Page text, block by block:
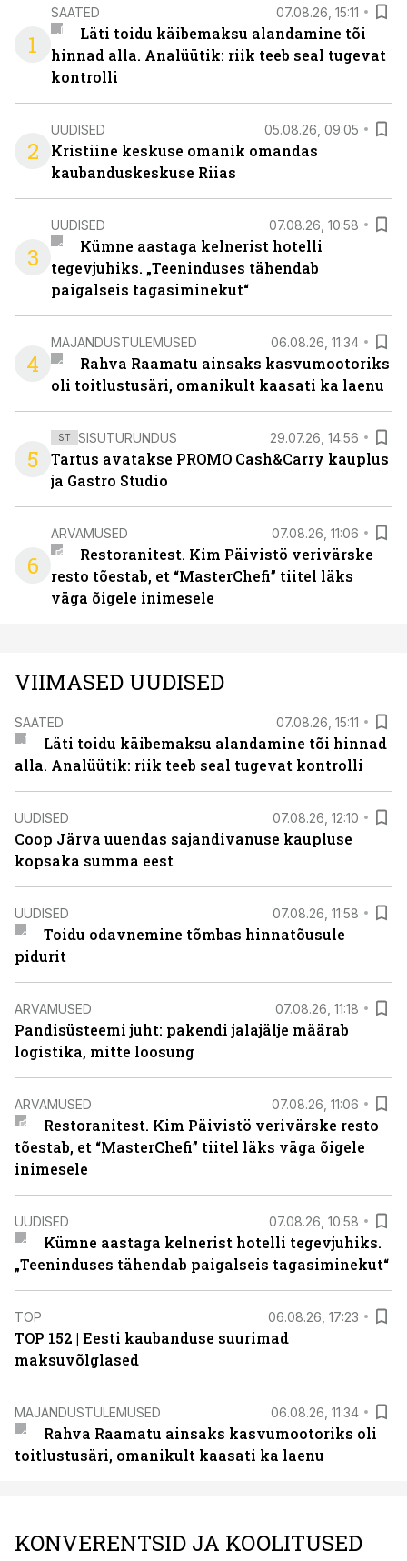
1
SAATED 07.08.26, 15:11
Läti toidu käibemaksu alandamine tõi
hinnad alla. Analüütik: riik teeb seal tugevat
kontrolli
2
UUDISED 05.08.26, 09:05
Kristiine keskuse omanik omandas
kaubanduskeskuse Riias
3
UUDISED 07.08.26, 10:58
Kümne aastaga kelnerist hotelli
tegevjuhiks. „Teeninduses tähendab
paigalseis tagasiminekut“
4
MAJANDUSTULEMUSED 06.08.26, 11:34
Rahva Raamatu ainsaks kasvumootoriks
oli toitlustusäri, omanikult kaasati ka laenu
5
ST SISUTURUNDUS 29.07.26, 14:56
Tartus avatakse PROMO Cash&Carry kauplus
ja Gastro Studio
6
ARVAMUSED 07.08.26, 11:06
Restoranitest. Kim Päivistö verivärske
resto tõestab, et “MasterChefi” tiitel läks
väga õigele inimesele
VIIMASED UUDISED
SAATED 07.08.26, 15:11
Läti toidu käibemaksu alandamine tõi hinnad
alla. Analüütik: riik teeb seal tugevat kontrolli
UUDISED 07.08.26, 12:10
Coop Järva uuendas sajandivanuse kaupluse
kopsaka summa eest
UUDISED 07.08.26, 11:58
Toidu odavnemine tõmbas hinnatõusule
pidurit
ARVAMUSED 07.08.26, 11:18
Pandisüsteemi juht: pakendi jalajälje määrab
logistika, mitte loosung
ARVAMUSED 07.08.26, 11:06
Restoranitest. Kim Päivistö verivärske resto
tõestab, et “MasterChefi” tiitel läks väga õigele
inimesele
UUDISED 07.08.26, 10:58
Kümne aastaga kelnerist hotelli tegevjuhiks.
„Teeninduses tähendab paigalseis tagasiminekut“
TOP 06.08.26, 17:23
TOP 152 | Eesti kaubanduse suurimad
maksuvõlglased
MAJANDUSTULEMUSED 06.08.26, 11:34
Rahva Raamatu ainsaks kasvumootoriks oli
toitlustusäri, omanikult kaasati ka laenu
KONVERENTSID JA KOOLITUSED